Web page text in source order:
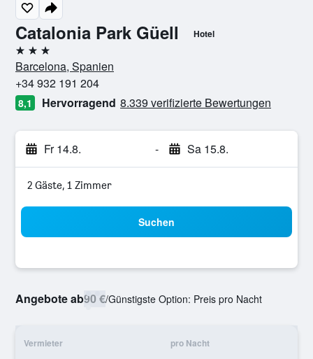
Catalonia Park Güell Hotel
3 Sterne
Barcelona, Spanien
+34 932 191 204
8,1 Hervorragend 8.339 verifizierte Bewertungen
Fr 14.8. - Sa 15.8.
2 Gäste, 1 Zimmer
Suchen
Angebote ab90 €/Günstigste Option: Preis pro Nacht
Vermieter pro Nacht